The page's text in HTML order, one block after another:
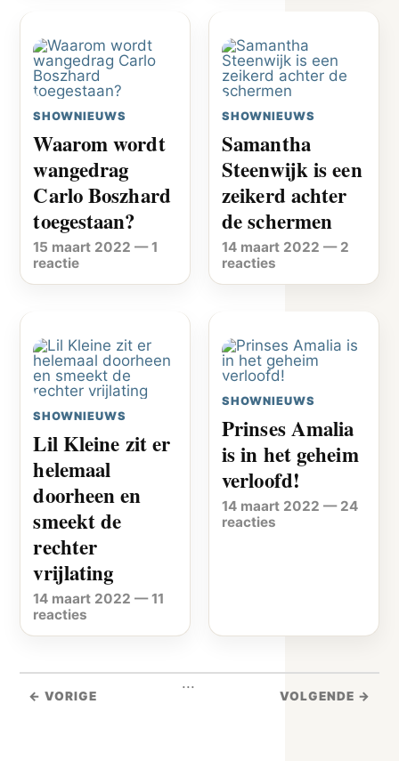
SHOWNIEUWS
Waarom wordt
wangedrag
Carlo Boszhard
toegestaan?
15 maart 2022 —1
reactie
SHOWNIEUWS
Samantha
Steenwijk is een
zeikerd achter
de schermen
14 maart 2022 — 2
reacties
SHOWNIEUWS
Lil Kleine zit er
helemaal
doorheen en
smeekt de
rechter
vrijlating
14 maart 2022 —11
reacties
SHOWNIEUWS
Prinses Amalia
is in het geheim
verloofd!
14 maart 2022 — 24
reacties
← VORIGE
...
VOLGENDE →